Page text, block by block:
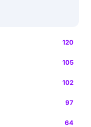
120
105
102
97
64